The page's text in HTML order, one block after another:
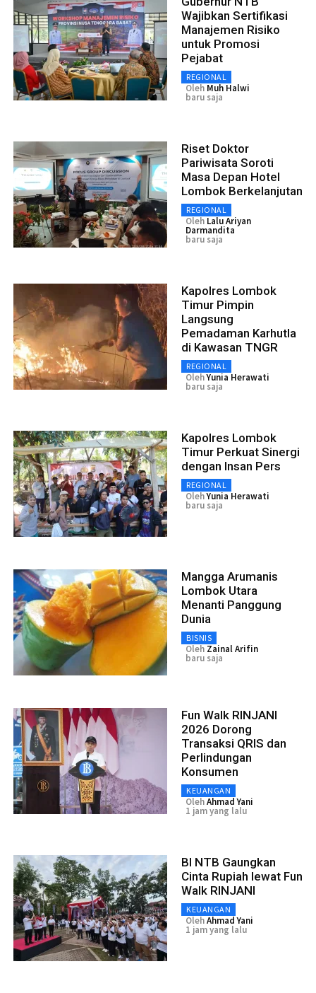
Wajibkan Sertifikasi
Manajemen Risiko
untuk Promosi
Pejabat
REGIONAL
Oleh Muh Halwi
baru saja
Riset Doktor
Pariwisata Soroti
Masa Depan Hotel
Lombok Berkelanjutan
REGIONAL
Oleh Lalu Ariyan
Darmandita
baru saja
Kapolres Lombok
Timur Pimpin
Langsung
Pemadaman Karhutla
di Kawasan TNGR
REGIONAL
OlehYunia Herawati
baru saja
Kapolres Lombok
Timur Perkuat Sinergi
dengan Insan Pers
REGIONAL
OlehYunia Herawati
baru saja
Mangga Arumanis
Lombok Utara
Menanti Panggung
Dunia
BISNIS
Oleh Zainal Arifin
baru saja
Fun Walk RINJANI
2026 Dorong
Transaksi QRIS dan
Perlindungan
Konsumen
KEUANGAN
OlehAhmad Yani
1 jam yang lalu
BI NTB Gaungkan
Cinta Rupiah lewat Fun
Walk RINJANI
KEUANGAN
OlehAhmad Yani
1 jam yang lalu